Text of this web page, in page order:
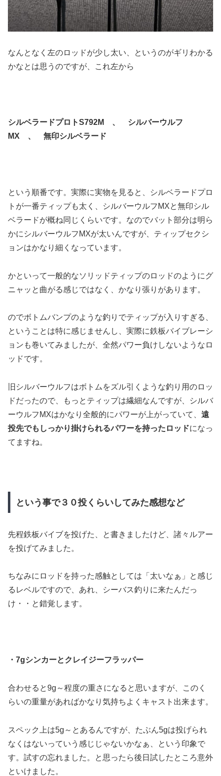
なんとなく左のロッドが少し太い、というのがギリわかる
かなとは思うのですが、これ左から
シルベラードプロトS792M 、 シルバーウルフ
MX 、 無印シルベラード
という順番です。実際に実物を見ると、シルベラードプロ
トが一番ティップも太く、シルバーウルフMXと無印シル
ベラードが概ね同じくらいです。なのでバット部分は明ら
かにシルバーウルフMXが太いんですが、ティップセクシ
ョンはかなり細くなっています。
かといって一般的なソリッドティップのロッドのようにグ
ニャッと曲がる感じではなく、かなり張りがあります。
のでボトムバンプのような釣りでティップが入りすぎる、
ということは特に感じませんし、実際に鉄板バイブレーシ
ョンも巻いてみましたが、全然パワー負けしないようなロ
ッドです。
旧シルバーウルフはボトムをズル引くような釣り用のロッ
ドだったので、もっとティップは繊細なんですが、シルバ
ーウルフMXはかなり全般的にパワーが上がっていて、 遠
投先でもしっかり掛けられるパワーを持ったロッドになっ
てますね。
という事で３０投くらいしてみた感想など
先程鉄板バイブを投げた、と書きましたけど、諸々ルアー
を投げてみました。
ちなみにロッドを持った感触としては「太いなぁ」と感じ
るレベルですので、あれ、シーバス釣りに来たんだっ
け・・と錯覚します。
・7gシンカーとクレイジーフラッパー
合わせると9g～程度の重さになると思いますが、このく
らいの重量があればかなり気持ちよくキャスト出来ます。
スペック上は5g～とあるんですが、たぶん5gは投げられ
なくはないっていう感じじゃないかなぁ、という印象で
す。試すの忘れました。と思ったら後日試したところ意外
といけました。